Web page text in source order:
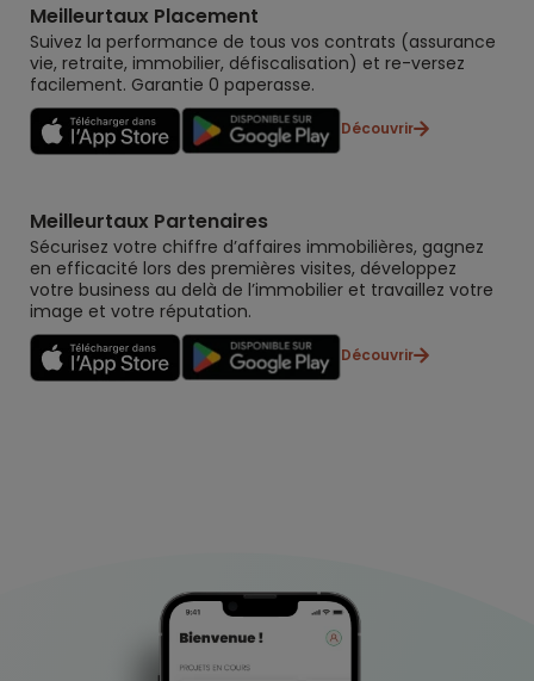
Meilleurtaux Placement
Suivez la performance de tous vos contrats (assurance
vie, retraite, immobilier, défiscalisation) et re-versez
facilement. Garantie 0 paperasse.
Découvrir
Meilleurtaux Partenaires
Sécurisez votre chiffre d’affaires immobilières, gagnez
en efficacité lors des premières visites, développez
votre business au delà de l’immobilier et travaillez votre
image et votre réputation.
Découvrir